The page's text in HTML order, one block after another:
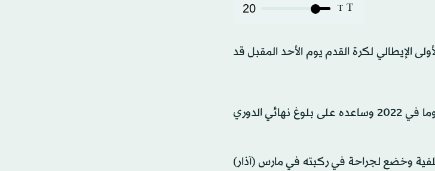
T
T
20
الإيطالي لكرة القدم يوم الأحد المقبل قد
وانضم الدولي الأرجنتيني (32 عاماً)، الذي قضى سبع سنوات في يوفنتوس، إلى روما في 2022 وساعده على بلوغ نهائي الدوري
وخضع لجراحة في ركبته في مارس (آذار)